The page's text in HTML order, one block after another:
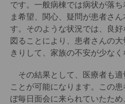
です。一般病棟では病状が落
ま希望、関心、疑問が患者さ
す。そのような状況では、良
図ることにより、患者さんの
きりして、家族の不安が少なく
その結果として、医療者も適
ことが可能になります。この
ぼ毎日面会に来られていたた